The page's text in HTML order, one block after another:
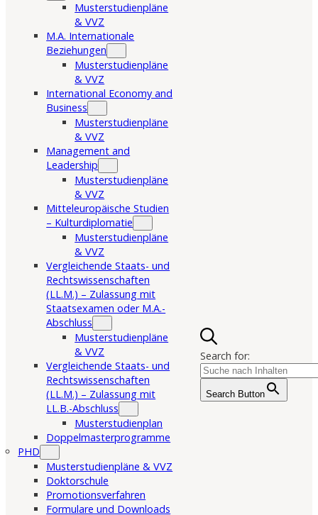
Musterstudienpläne
& VVZ
M.A. Internationale
Beziehungen
Musterstudienpläne
& VVZ
International Economy and
Business
Musterstudienpläne
& VVZ
Management and
Leadership
Musterstudienpläne
& VVZ
Mitteleuropäische Studien
– Kulturdiplomatie
Musterstudienpläne
& VVZ
Vergleichende Staats- und
Rechtswissenschaften
(LL.M.) – Zulassung mit
Staatsexamen oder M.A.-
Abschluss
Musterstudienpläne
& VVZ
Vergleichende Staats- und
Rechtswissenschaften
(LL.M.) – Zulassung mit
LL.B.-Abschluss
Musterstudienplan
Doppelmasterprogramme
PHD
Musterstudienpläne & VVZ
Doktorschule
Promotionsverfahren
Formulare und Downloads
Search for:
Search Button